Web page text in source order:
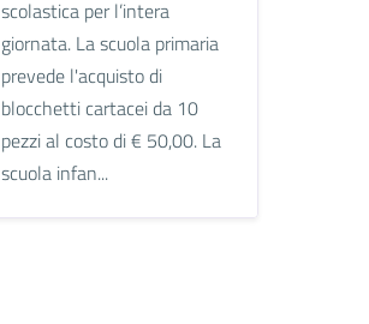
scolastica per l’intera
giornata. La scuola primaria
prevede l'acquisto di
blocchetti cartacei da 10
pezzi al costo di € 50,00. La
scuola infan...